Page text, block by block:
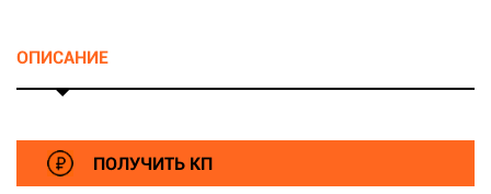
ОПИСАНИЕ
ПОЛУЧИТЬ КП